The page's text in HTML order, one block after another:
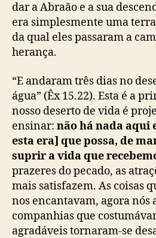
dar a Abraão e a sua
era simplesmente uma
da qual eles passaram a
herança.
“E andaram três dias no
água” (Êx 15.22). Esta é a
nosso deserto de vida é
ensinar: não há nada aqui
esta era] que possa, de
suprir a vida que
prazeres do pecado, as
mais satisfazem. As coisas
nos encantavam, agora nós
companhias que
agradáveis tornaram-se